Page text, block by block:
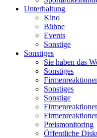
Unterhaltung
Kino
Bühne
Events
Sonstige
Sonstiges
Sie haben das
Sonstiges
Sonstiges
Sonstige
Preismonitoring
Öffentliche